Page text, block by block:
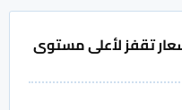
تقفز لأعلى مستوى